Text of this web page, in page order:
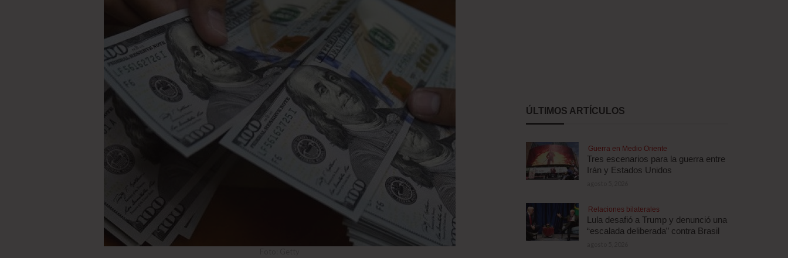
ÚLTIMOS ARTÍCULOS
Guerra en Medio Oriente
Tres escenarios para la guerra entre
Irán y Estados Unidos
Relaciones bilaterales
Lula desafió a Trump y denunció una
“escalada deliberada” contra Brasil